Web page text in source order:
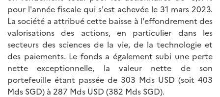
pour l'année fiscale qui s'est achevée le 31 mars 2023.
La société a attribué cette baisse à l'effondrement des
valorisations des actions, en particulier dans les
secteurs des sciences de la vie, de la technologie et
des paiements. Le fonds a également subi une perte
nette exceptionnelle, la valeur nette de son
portefeuille étant passée de 303 Mds USD (soit 403
Mds SGD) à 287 Mds USD (382 Mds SGD).